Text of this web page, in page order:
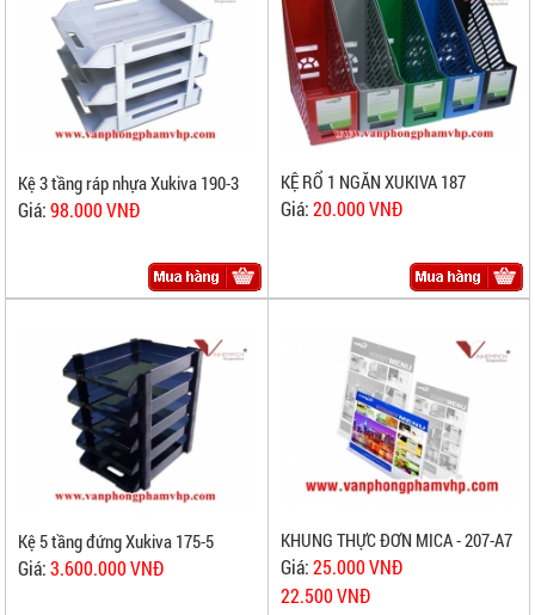
Kệ 3 tầng ráp nhựa Xukiva 190-3
Giá:98.000 VNĐ
KỆ RỔ 1 NGĂN XUKIVA 187
Giá:20.000 VNĐ
Kệ 5 tầng đứng Xukiva 175-5
Giá:3.600.000 VNĐ
KHUNG THỰC ĐƠN MICA - 207-A7
Giá:25.000 VNĐ
22.500 VNĐ